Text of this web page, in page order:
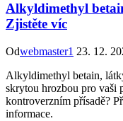
Alkyldimethyl
Zjistěte víc
Odwebmaster1 23. 12.
Alkyldimethyl betain,
skrytou hrozbou pro vaši
kontroverzním přísadě?
informace.